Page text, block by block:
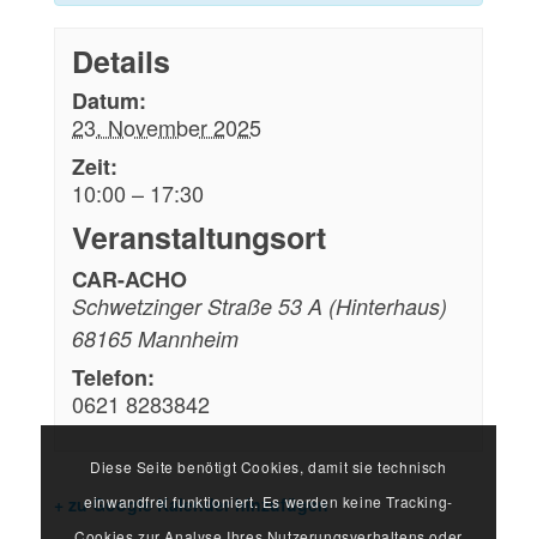
Details
Datum:
23. November 2025
Zeit:
10:00 – 17:30
Veranstaltungsort
CAR-ACHO
Schwetzinger Straße 53 A (Hinterhaus)
68165 Mannheim
Telefon:
0621 8283842
+ zu Google Kalender hinzufügen
Diese Seite benötigt Cookies, damit sie technisch
einwandfrei funktioniert. Es werden keine Tracking-